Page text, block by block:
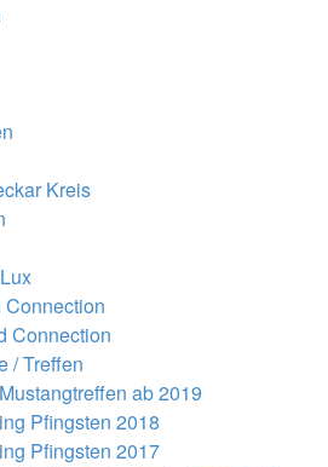
Kreis
Connection
/ Treffen
ab 2019
Pfingsten 2018
Pfingsten 2017